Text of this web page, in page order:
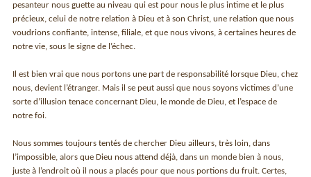
pesanteur nous guette au niveau qui est pour nous le plus intime et le plus
précieux, celui de notre relation à Dieu et à son Christ, une relation que nous
voudrions confiante, intense, filiale, et que nous vivons, à certaines heures de
notre vie, sous le signe de l’échec.
Il est bien vrai que nous portons une part de responsabilité lorsque Dieu, chez
nous, devient l’étranger. Mais il se peut aussi que nous soyons victimes d’une
sorte d’illusion tenace concernant Dieu, le monde de Dieu, et l’espace de
notre foi.
Nous sommes toujours tentés de chercher Dieu ailleurs, très loin, dans
l’impossible, alors que Dieu nous attend déjà, dans un monde bien à nous,
juste à l’endroit où il nous a placés pour que nous portions du fruit. Certes,